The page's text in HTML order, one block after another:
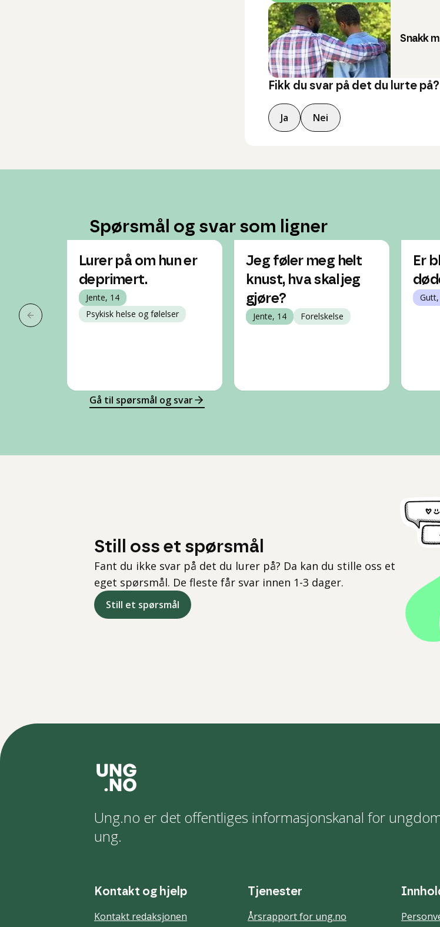
Snakk
Fikk du svar på det du lurte på?
Ja Nei
Spørsmål og svar som ligner
Forrige slide
Lurer på om hun er
deprimert.
Jente, 14
Psykisk helse og følelser
Jeg føler meg helt
knust, hva skal jeg
gjøre?
Jente, 14 Forelskelse
Er
Gå til spørsmål og svar
Still oss et spørsmål
Fant du ikke svar på det du lurer på? Da kan du stille oss et
eget spørsmål. De fleste får svar innen 1-3 dager.
Still et spørsmål
Ung.no er det offentliges informasjonskanal for
ung.
Kontakt og hjelp
Kontakt redaksjonen
Tjenester
Årsrapport for ung.no